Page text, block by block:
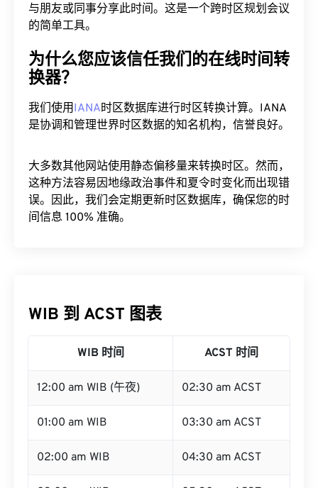
与朋友或同事分享此时间。这是一个跨时区规划会议
的简单工具。
为什么您应该信任我们的在线时间转
换器？
我们使用IANA时区数据库进行时区转换计算。IANA
是协调和管理世界时区数据的知名机构，信誉良好。
大多数其他网站使用静态偏移量来转换时区。然而，
这种方法容易因地缘政治事件和夏令时变化而出现错
误。因此，我们会定期更新时区数据库，确保您的时
间信息 100% 准确。
WIB 到 ACST 图表
WIB 时间 ACST 时间
12:00 am WIB (午夜) 02:30 am ACST
01:00 am WIB 03:30 am ACST
02:00 am WIB 04:30 am ACST